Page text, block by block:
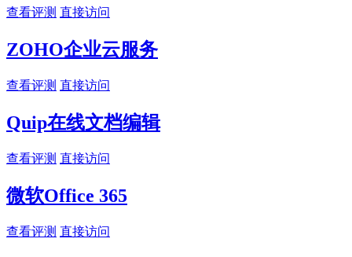
查看评测 直接访问
ZOHO企业云服务
查看评测 直接访问
Quip在线文档编辑
查看评测 直接访问
微软Office 365
查看评测 直接访问